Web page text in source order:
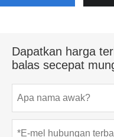
Dapatkan harga
balas secepat